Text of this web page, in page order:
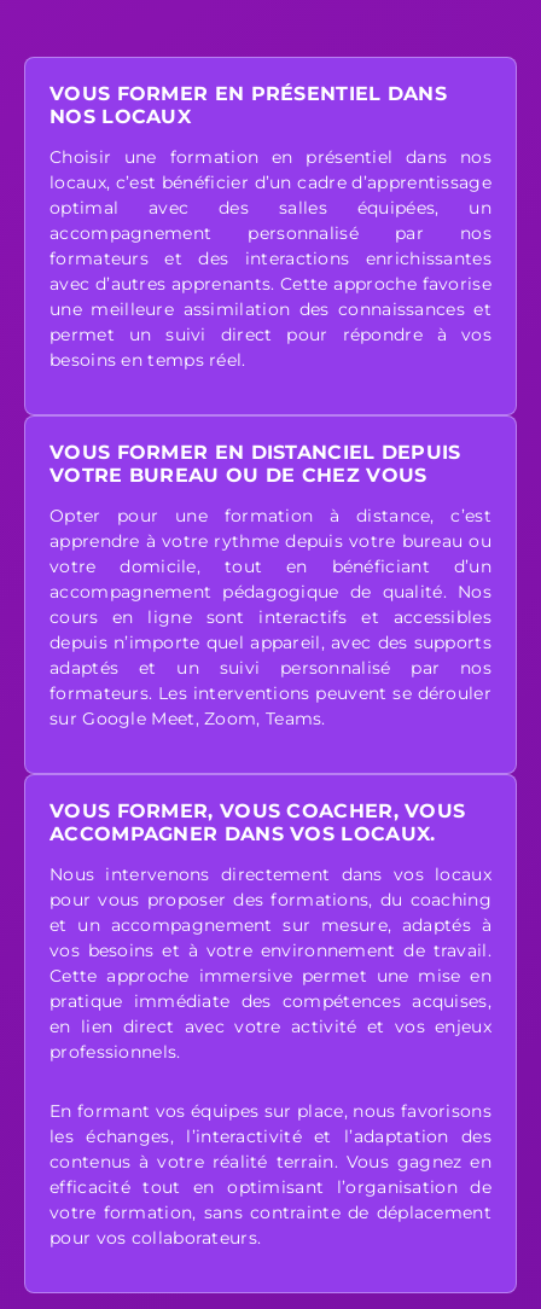
VOUS FORMER EN PRÉSENTIEL DANS
NOS LOCAUX
Choisir une formation en présentiel dans nos
locaux, c’est bénéficier d’un cadre d’apprentissage
optimal avec des salles équipées, un
accompagnement personnalisé par nos
formateurs et des interactions enrichissantes
avec d’autres apprenants. Cette approche favorise
une meilleure assimilation des connaissances et
permet un suivi direct pour répondre à vos
besoins en temps réel.
VOUS FORMER EN DISTANCIEL DEPUIS
VOTRE BUREAU OU DE CHEZ VOUS
Opter pour une formation à distance, c’est
apprendre à votre rythme depuis votre bureau ou
votre domicile, tout en bénéficiant d’un
accompagnement pédagogique de qualité. Nos
cours en ligne sont interactifs et accessibles
depuis n’importe quel appareil, avec des supports
adaptés et un suivi personnalisé par nos
formateurs. Les interventions peuvent se dérouler
sur Google Meet, Zoom, Teams.
VOUS FORMER, VOUS COACHER, VOUS
ACCOMPAGNER DANS VOS LOCAUX.
Nous intervenons directement dans vos locaux
pour vous proposer des formations, du coaching
et un accompagnement sur mesure, adaptés à
vos besoins et à votre environnement de travail.
Cette approche immersive permet une mise en
pratique immédiate des compétences acquises,
en lien direct avec votre activité et vos enjeux
professionnels.
En formant vos équipes sur place, nous favorisons
les échanges, l’interactivité et l’adaptation des
contenus à votre réalité terrain. Vous gagnez en
efficacité tout en optimisant l’organisation de
votre formation, sans contrainte de déplacement
pour vos collaborateurs.